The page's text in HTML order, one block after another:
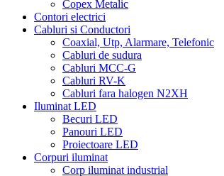
Copex Metalic
Contori electrici
Cabluri si Conductori
Coaxial, Utp, Alarmare, Telefonic
Cabluri de sudura
Cabluri MCC-G
Cabluri RV-K
Cabluri fara halogen N2XH
Iluminat LED
Becuri LED
Panouri LED
Proiectoare LED
Corpuri iluminat
Corp iluminat industrial